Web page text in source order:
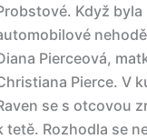
Když
Pierceová,
Pierce. V
se s otcovou
tetě. Rozhodla se